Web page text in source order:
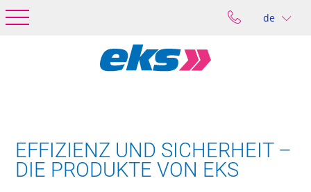
de
EFFIZIENZ UND SICHERHEIT –
DIE PRODUKTE VON EKS